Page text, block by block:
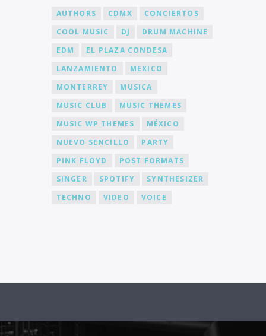
AUTHORS CDMX
CONCIERTOS
COOL MUSIC
DJ
DRUM MACHINE
EDM
EL PLAZA CONDESA
LANZAMIENTO
MEXICO
MONTERREY
MUSICA
MUSIC CLUB
MUSIC THEMES
MUSIC WP THEMES
MÉXICO
NUEVO SENCILLO
PARTY
PINK FLOYD
POST FORMATS
SINGER
SPOTIFY
SYNTHESIZER
TECHNO
VIDEO VOICE